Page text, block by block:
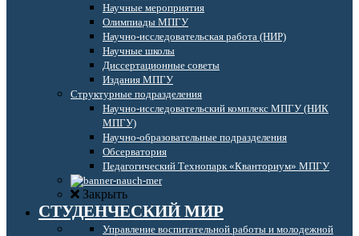
Научные мероприятия
Олимпиады МПГУ
Научно-исследовательская работа (НИР)
Научные школы
Диссертационные советы
Издания МПГУ
Структурные подразделения
Научно-исследовательский комплекс МПГУ (НИК
МПГУ)
Научно-образовательные подразделения
Обсерватория
Педагогический Технопарк «Кванториум» МПГУ
Закрыть
СТУДЕНЧЕСКИЙ МИР
Управление воспитательной работы и молодежной